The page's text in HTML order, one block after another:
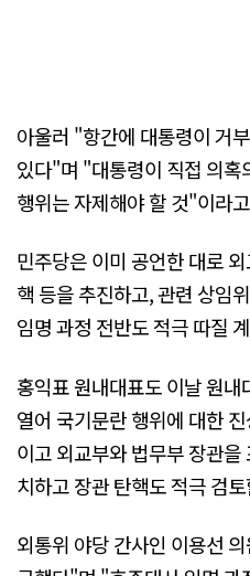
아울러 "항간에 대통령이 거
있다"며 "대통령이 직접 의혹
행위는 자제해야 할 것"이라
민주당은 이미 공언한 대로
핵 등을 추진하고, 관련 상임
임명 과정 전반도 적극 따질
홍익표 원내대표도 이날 원
열어 국기문란 행위에 대한
이고 외교부와 법무부 장관
치하고 장관 탄핵도 적극 검
외통위 야당 간사인 이용선